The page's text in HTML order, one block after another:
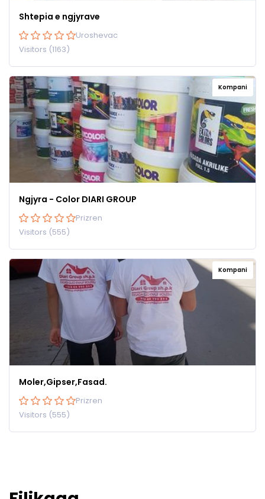
Shtepia e ngjyrave
Uroshevac
Visitors (1163)
Kompani
Ngjyra - Color DIARI GROUP
Prizren
Visitors (555)
Kompani
Moler,Gipser,Fasad.
Prizren
Visitors (555)